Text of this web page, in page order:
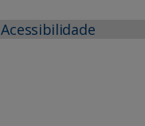
Acessibilidade